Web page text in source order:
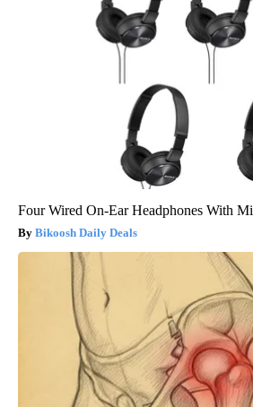
Four Wired On-Ear Headphones With
Bikoosh Daily Deals